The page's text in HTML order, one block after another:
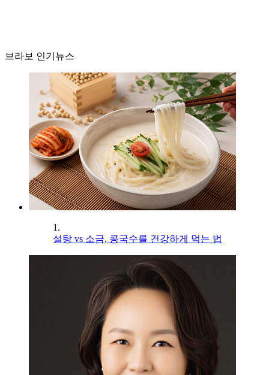
브라보 인기뉴스
1.
설탕 vs 소금, 콩국수를 건강하게 먹는 법